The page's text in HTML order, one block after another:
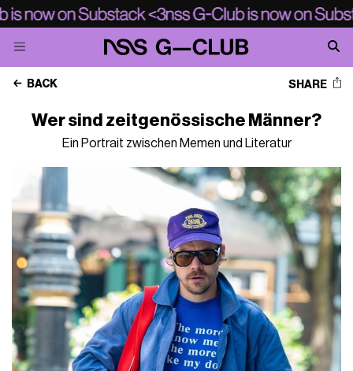
BACK SHARE
Wer sind zeitgenössische Männer?
Ein Portrait zwischen Memen und Literatur